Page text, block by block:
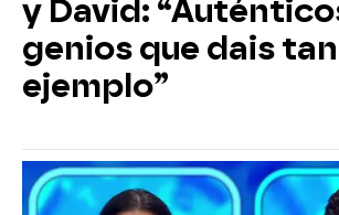
y David:
genios que dais
ejemplo”